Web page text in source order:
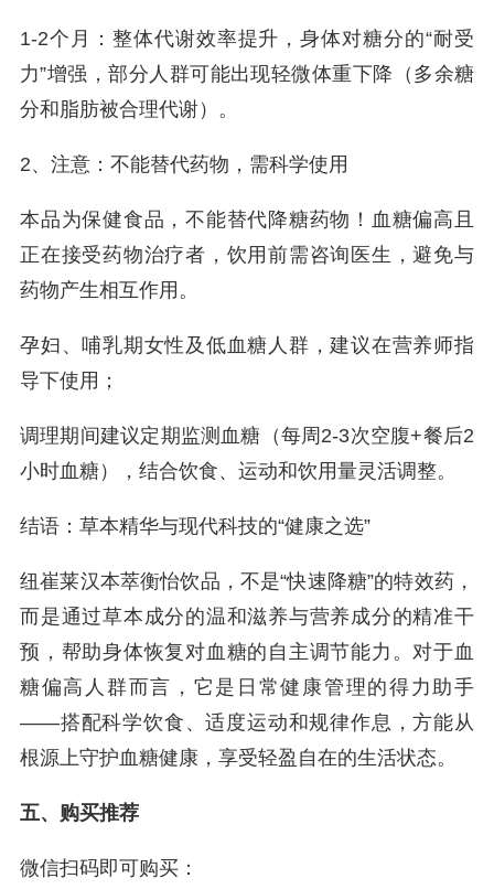
1-2个月：整体代谢效率提升，身体对糖分的“耐受
力”增强，部分人群可能出现轻微体重下降（多余糖
分和脂肪被合理代谢）。
2、注意：不能替代药物，需科学使用
本品为保健食品，不能替代降糖药物！血糖偏高且
正在接受药物治疗者，饮用前需咨询医生，避免与
药物产生相互作用。
孕妇、哺乳期女性及低血糖人群，建议在营养师指
导下使用；
调理期间建议定期监测血糖（每周2-3次空腹+餐后2
小时血糖），结合饮食、运动和饮用量灵活调整。
结语：草本精华与现代科技的“健康之选”
纽崔莱汉本萃衡怡饮品，不是“快速降糖”的特效药，
而是通过草本成分的温和滋养与营养成分的精准干
预，帮助身体恢复对血糖的自主调节能力。对于血
糖偏高人群而言，它是日常健康管理的得力助手
——搭配科学饮食、适度运动和规律作息，方能从
根源上守护血糖健康，享受轻盈自在的生活状态。
五、购买推荐
微信扫码即可购买：